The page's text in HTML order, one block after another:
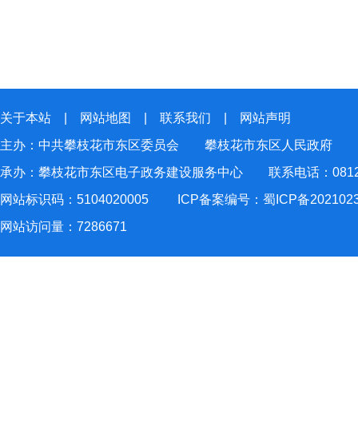
关于本站 网站地图 联系我们
网站声明
主办：中共攀枝花市东区委员会 攀枝花市东区人民政府
承办：攀枝花市东区电子政务建设服务中心 联系电话：
网站标识码：5104020005
ICP备案编号：蜀ICP备
网站访问量： 7286671